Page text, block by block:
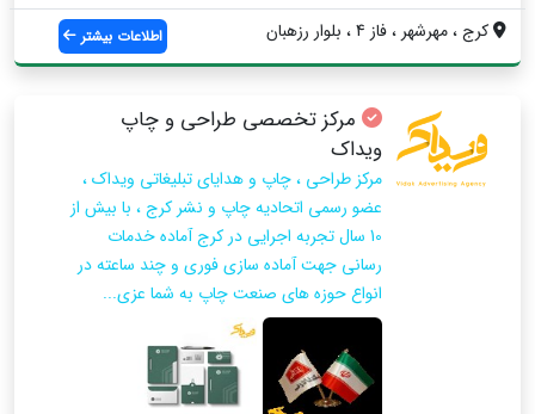
کرج ، مهرشهر ، فاز 4 ، بلوار رزهبان اطلاعات بیشتر
مرکز تخصصی طراحی و چاپ
ویداک
مرکز طراحی ، چاپ و هدایای تبلیغاتی ویداک ،
عضو رسمی اتحادیه چاپ و نشر کرج ، با بیش از
10 سال تجربه اجرایی در کرج آماده خدمات
رسانی جهت آماده سازی فوری و چند ساعته در
انواع حوزه های صنعت چاپ به شما عزی...